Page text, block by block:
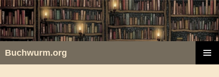
Zum
Inhalt
springen
Buchwurm.org